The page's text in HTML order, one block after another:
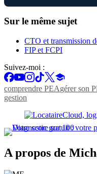
Sur le même sujet
CTO et transmission
FIP et FCPI
Suivez-moi :
comprendre PEAgérer son
gestion
A propos de